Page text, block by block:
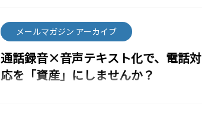
ンを 初期費用無料/月額費用6,000円→1,000円で追加で
きるキャンペーン を実施しております。 これからクラ
ウド電話の導入をご検討される企業様も、効率的なビ
ジネスフォン環境構築をご検討いただける良い機会で
す。 こんな企業様におすすめです 営業電話が多く、業
務が中断されがち 在宅勤務でも
RemoTELをはじめとするクラウド型電話サービス
は、インターネット経由で電話機能を提供し、場所を
問わず業務コミュニケーションを支える仕組みです。
クラウドPBXとは？ クラウドPBXは、従来オフィス内
に設置していた電話設備をインターネット上のサービ
通話録音×音声テキスト化で、電話対
応を「資産」にしませんか？
メールマガジン アーカイブ